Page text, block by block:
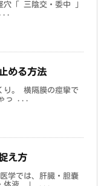
「 三陰交・委中 」
...
める方法
り。 横隔膜の痙攣で
ゃっ ...
え方
学では、肝臓・胆嚢